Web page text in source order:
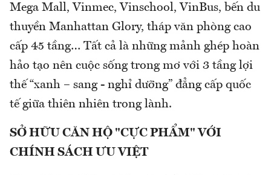
Mega Mall, Vinmec, Vinschool, VinBus, bến du
thuyền Manhattan Glory, tháp văn phòng cao
cấp 45 tầng… Tất cả là những mảnh ghép hoàn
hảo tạo nên cuộc sống trong mơ với 3 tầng lợi
thế “xanh – sang - nghỉ dưỡng” đẳng cấp quốc
tế giữa thiên nhiên trong lành.
SỞ HỮU CĂN HỘ "CỰC PHẨM" VỚI
CHÍNH SÁCH ƯU VIỆT